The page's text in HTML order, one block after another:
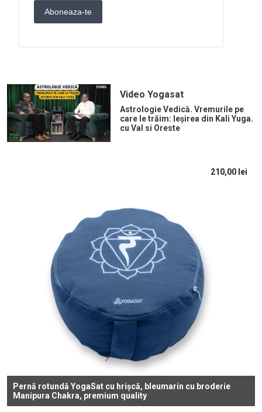
Video Yogasat
Astrologie Vedică. Vremurile pe
care le trăim: Ieșirea din Kali Yuga.
cu Val si Oreste
Pernă rotundă YogaSat cu hrișcă, bleumarin cu broderie
Manipura Chakra, premium quality
210,00 lei